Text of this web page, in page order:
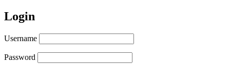
Login
Username
Password